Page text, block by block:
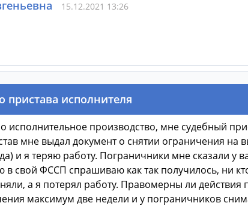
15.12.2021 13:26
пристава исполнителя
производство, мне судебный
мне выдал документ о снятии ограничения на
и я теряю работу. Пограничники мне сказали у
свой ФССП спрашиваю как так получилось, ни
а я потерял работу. Правомерны ли
максимум две недели и у пограничников